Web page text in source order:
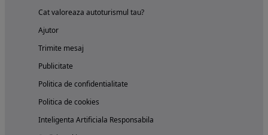
Cat valoreaza autoturismul tau?
Ajutor
Trimite mesaj
Publicitate
Politica de confidentialitate
Politica de cookies
Inteligenta Artificiala Responsabila